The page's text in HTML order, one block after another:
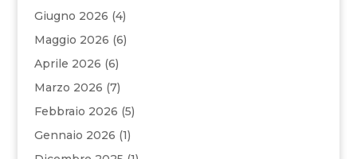
Giugno 2026 (4)
Maggio 2026 (6)
Aprile 2026 (6)
Marzo 2026 (7)
Febbraio 2026 (5)
Gennaio 2026 (1)